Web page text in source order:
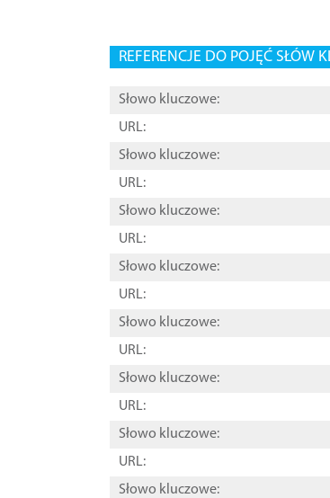
REFERENCJE DO POJĘĆ SŁÓW
Słowo kluczowe:
URL:
Słowo kluczowe:
URL:
Słowo kluczowe:
URL:
Słowo kluczowe:
URL:
Słowo kluczowe:
URL:
Słowo kluczowe:
URL:
Słowo kluczowe:
URL:
Słowo kluczowe: